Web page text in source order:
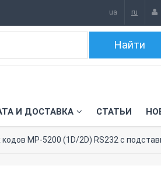
И ДОСТАВКА СТАТЬИ
ua ru
MP-5200 (1D/2D) RS232 с